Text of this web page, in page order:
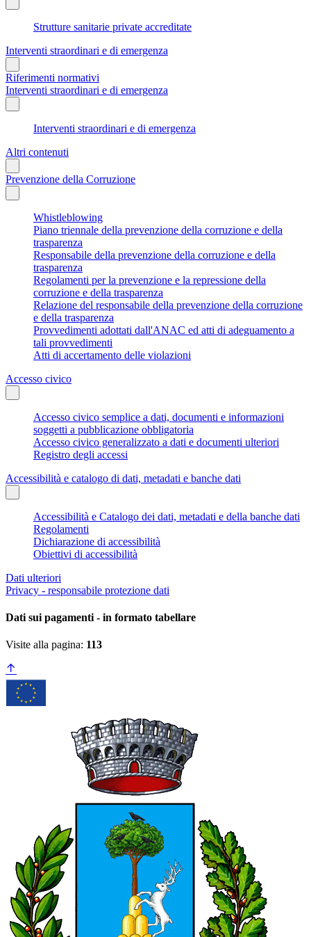
Strutture sanitarie private accreditate
Interventi straordinari e di emergenza
Riferimenti normativi
Interventi straordinari e di emergenza
Interventi straordinari e di emergenza
Altri contenuti
Prevenzione della Corruzione
Whistleblowing
Piano triennale della prevenzione della corruzione e della
trasparenza
Responsabile della prevenzione della corruzione e della
trasparenza
Regolamenti per la prevenzione e la repressione della
corruzione e della trasparenza
Relazione del responsabile della prevenzione della corruzione
e della trasparenza
Provvedimenti adottati dall'ANAC ed atti di adeguamento a
tali provvedimenti
Atti di accertamento delle violazioni
Accesso civico
Accesso civico semplice a dati, documenti e informazioni
soggetti a pubblicazione obbligatoria
Accesso civico generalizzato a dati e documenti ulteriori
Registro degli accessi
Accessibilità e catalogo di dati, metadati e banche dati
Accessibilità e Catalogo dei dati, metadati e della banche dati
Regolamenti
Dichiarazione di accessibilità
Obiettivi di accessibilità
Dati ulteriori
Privacy - responsabile protezione dati
Dati sui pagamenti - in formato tabellare
Visite alla pagina: 113